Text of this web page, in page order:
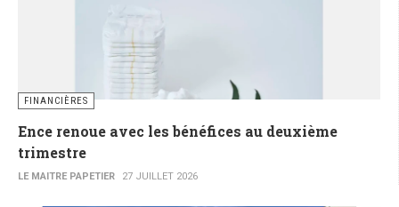
FINANCIÈRES
Ence renoue avec les bénéfices au deuxième
trimestre
LE MAITRE PAPETIER 27 JUILLET 2026